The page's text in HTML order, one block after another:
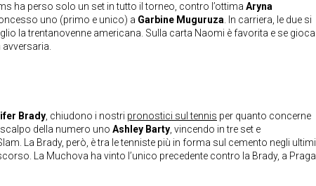
ha perso solo un set in tutto il torneo, contro l’ottima Aryna
uno (primo e unico) a Garbine Muguruza . In carriera, le due si
la trentanovenne americana. Sulla carta Naomi è favorita e se gioca
Brady , chiudono i nostri pronostici sul tennis per quanto concerne
della numero uno Ashley Barty , vincendo in tre set e
La Brady, però, è tra le tenniste più in forma sul cemento negli ultimi
La Muchova ha vinto l’unico precedente contro la Brady, a Praga